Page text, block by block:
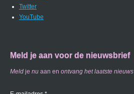
Twitter
YouTube
Meld je aan voor de nieuwsbrief
Meld je nu aan en ontvang het laatste nieuws